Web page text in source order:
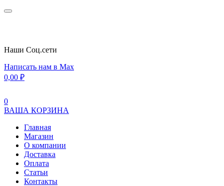
Наши Cоц.сети
Написать нам в Max
0,00 ₽
0
ВАША КОРЗИНА
Главная
Магазин
О компании
Доставка
Оплата
Статьи
Контакты